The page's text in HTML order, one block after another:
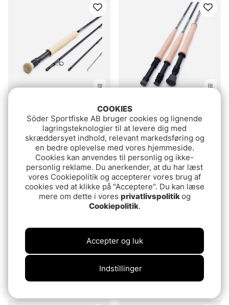
River Single Hand Fly
6199 DKK
Vurdering:
Vision Toka Flyrod
fr.1399 DKK
nám Original DH Flyrod
Vision Merisuola Musky
Flyrod
COOKIES
Söder Sportfiske AB bruger cookies og lignende
lagringsteknologier til at levere dig med
skræddersyet indhold, relevant markedsføring og
en bedre oplevelse med vores hjemmeside.
Cookies kan anvendes til personlig og ikke-
personlig reklame. Du anerkender, at du har læst
vores Cookiepolitik og accepterer vores brug af
cookies ved at klikke på "Acceptere". Du kan læse
mere om dette i vores privatlivspolitikog
Cookiepolitik.
Indstillinger
Accepter og luk